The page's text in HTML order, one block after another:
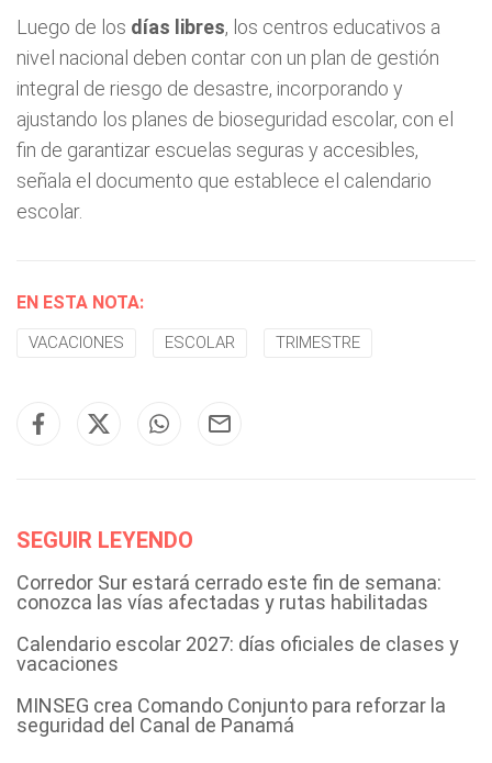
Luego de los días libres, los centros educativos a
nivel nacional deben contar con un plan de gestión
integral de riesgo de desastre, incorporando y
ajustando los planes de bioseguridad escolar, con el
fin de garantizar escuelas seguras y accesibles,
señala el documento que establece el calendario
escolar.
EN ESTA NOTA:
VACACIONES ESCOLAR TRIMESTRE
SEGUIR LEYENDO
Corredor Sur estará cerrado este fin de semana:
conozca las vías afectadas y rutas habilitadas
Calendario escolar 2027: días oficiales de clases y
vacaciones
MINSEG crea Comando Conjunto para reforzar la
seguridad del Canal de Panamá